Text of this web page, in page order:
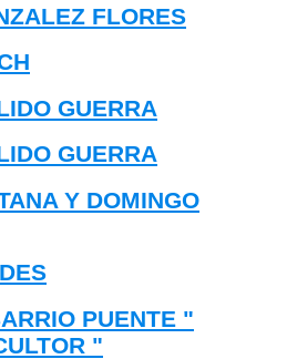
FLORES
GUERRA
GUERRA
Y DOMINGO
PUENTE "
"